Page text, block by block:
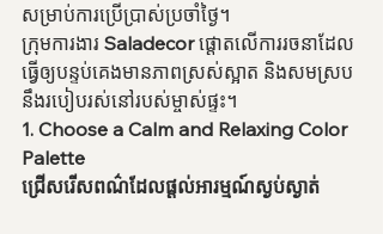
សម្រាប់ការប្រើប្រាស់ប្រចាំថ្ងៃ។
ក្រុមការងារ Saladecor ផ្តោតលើការរចនាដែល
ធ្វើឲ្យបន្ទប់គេងមានភាពស្រស់ស្អាត និងសមស្រប
នឹងរបៀបរស់នៅរបស់ម្ចាស់ផ្ទះ។
1. Choose a Calm and Relaxing Color
Palette
ជ្រើសរើសពណ៌ដែលផ្តល់អារម្មណ៍ស្ងប់ស្ងាត់